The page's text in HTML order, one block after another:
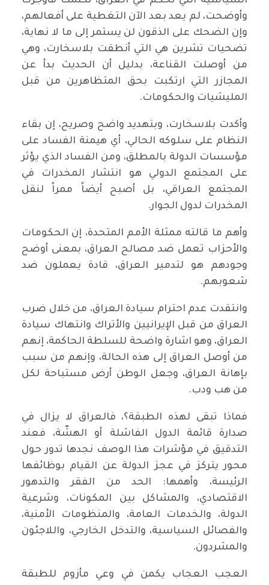
وأوضحت، لم يعد بعد الآن التغطية على أفعالهم،
وإن الضحك على الذقون لن يستمر إلى ما لا نهاية،
تضحيات تشرين هي التي أنطقت بلاسخارت، وهي
من أوصلت القناعة، بدليل أن الحديث بدأ عن
المجازر التي ارتكبت بحق المتظاهرين من قبل
المليشيات والحكومات.
وأكدت بلاسخارت، وبتهديد واضح وصريح، إن بقاء
النظام على سلوكه الحالي، أي هيمنة الفساد على
مؤسسات الدولة بالمطلق، ومن الفساد الذي يؤثر
على المجتمع الدولي هو انتشار المخدرات في
المجتمع العراقي، بل أصبح أيضاً ممراً لنقل
المخدرات لدول الجوار.
وأهم ما قالته ممثلة الأمم المتحدة، إن الحكومات
والأحزاب تعمل ضد مصالح العراق، بمعنى أوضح
وجودهم هو لتدمير العراق، قادة يعملون ضد
شعوبهم.
وانتقدت عدم احترام سيادة العراق، من خلال ضرب
العراق من قبل الإيرانيين والأتراك وانتهاك سيادة
العراق، وهو اشارة واضحة للسلطة الحاكمة، إنهم
من أوصل العراق إلى هذه الحالة، وإنهم من سبب
بإهانة العراق، وجعل الوطن أرض مستباحة لكل
من هب ودب.
فماذا تبقى لهذه الطبقة؟، فالعراق لا يزال في
صدارة قائمة الدول الفاشلة أو الهشّة، فعند
التدقيق في مؤشرات هذا الوصف نجدها تدور حول
محور يتركز في عجز الدولة عن القيام بوظائفها
الرئيسة، وأهمها: الحد من الفقر والتدهور
الاقتصادي، والمشاكل بين المكونات، وشرعية
الدولة، والخدمات العامة، والمنظومات الأمنية،
والفصائل السياسية، والتدخل الخارجي، واللاجئون
والمشردون.
العجب العجاب يكمن في وعي مأزوم للطبقة